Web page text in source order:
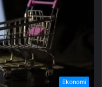
Ekonomi